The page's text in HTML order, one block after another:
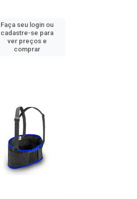
Faça seu login ou
cadastre-se para
ver preços e
comprar